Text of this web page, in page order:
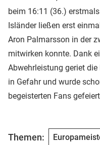
beim 16:11 (36.)
Isländer ließen erst
Aron Palmarsson in der
mitwirken konnte. Dank
Abwehrleistung geriet
in Gefahr und wurde
begeisterten Fans
Themen: